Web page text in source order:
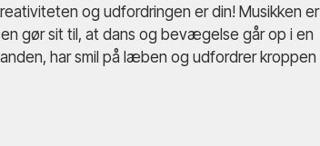
og udfordringen er din! Musikken er
gør sit til, at dans og bevægelse går op i en
har smil på læben og udfordrer kroppen